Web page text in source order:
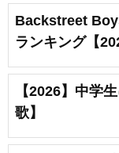
Backstreet
ランキング【
【2026】中学
歌】